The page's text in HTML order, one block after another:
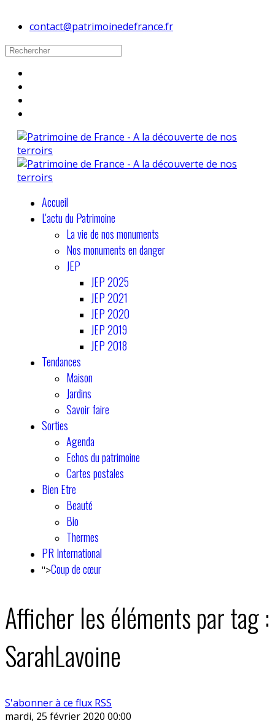
contact@patrimoinedefrance.fr
Accueil
L'actu du Patrimoine
La vie de nos monuments
Nos monuments en danger
JEP
JEP 2025
JEP 2021
JEP 2020
JEP 2019
JEP 2018
Tendances
Maison
Jardins
Savoir faire
Sorties
Agenda
Echos du patrimoine
Cartes postales
Bien Etre
Beauté
Bio
Thermes
PR International
">Coup de cœur
Afficher les éléments par tag :
SarahLavoine
S'abonner à ce flux RSS
mardi, 25 février 2020 00:00